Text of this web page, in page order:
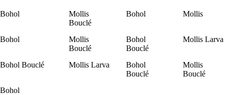
Bohol
Mollis
Bouclé
Bohol Mollis
Bohol
Mollis
Bouclé
Bohol
Bouclé
Mollis Larva
Bohol Bouclé Mollis Larva
Bohol
Bouclé
Mollis
Bouclé
Bohol